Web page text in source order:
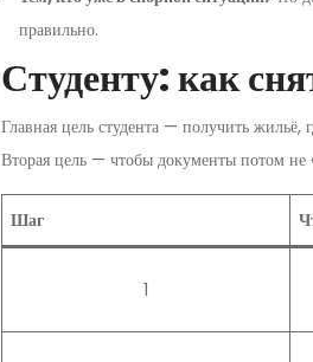
правильно.
Студенту: как
Главная цель студента — получить
Вторая цель — чтобы документы потом
Шаг
1